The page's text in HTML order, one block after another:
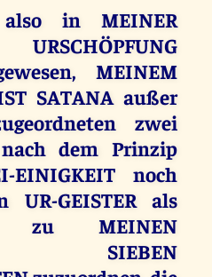
in MEINER
MEINEM
SATANA außer
zwei
nach dem Prinzip
EINIGKEIT noch
UR-GEISTER als
zu MEINEN
SIEBEN